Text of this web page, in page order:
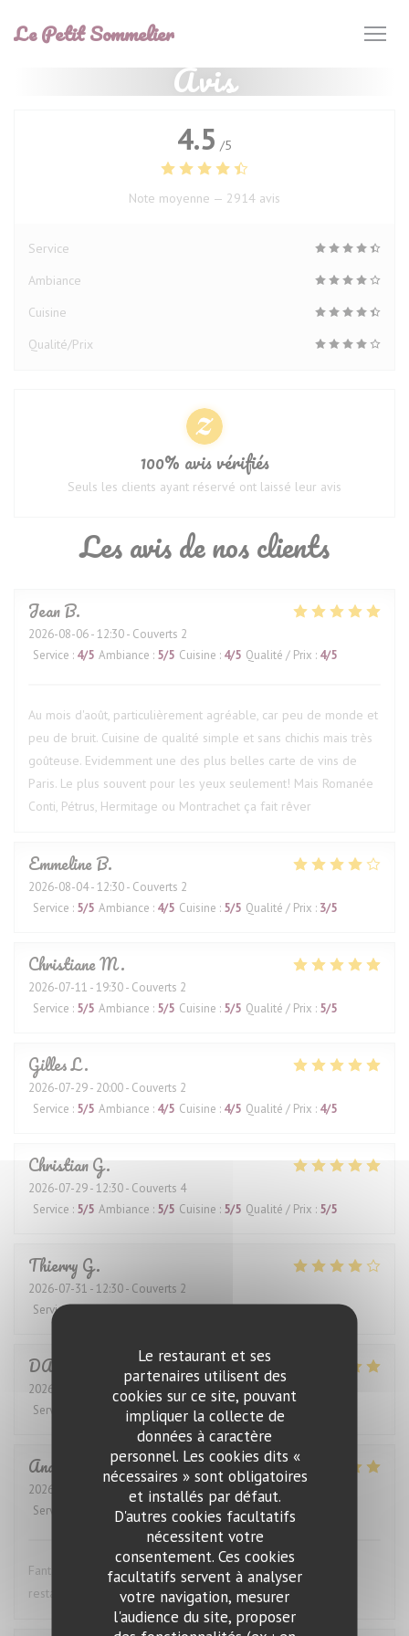
Le restaurant et ses
partenaires utilisent des
cookies sur ce site, pouvant
impliquer la collecte de
données à caractère
personnel. Les cookies dits «
nécessaires » sont obligatoires
et installés par défaut.
D'autres cookies facultatifs
nécessitent votre
consentement. Ces cookies
facultatifs servent à analyser
votre navigation, mesurer
l'audience du site, proposer
Le Petit Sommelier
Avis
Les avis de nos clients
JeanB
2026-08-06- 12:30 - Couverts 2
Service : 4/5 Ambiance : 5/5 Cuisine : 4/5 Qualité / Prix : 4/5
Au mois d'août, particulièrement agréable, car peu de monde et
peu de bruit. Cuisine de qualité simple et sans chichis mais très
goûteuse. Evidemment une des plus belles carte de vins de
Paris. Le plus souvent pour les yeux seulement! Mais Romanée
Conti, Pétrus, Hermitage ou Montrachet ça fait rêver
EmmelineB
2026-08-04- 12:30 - Couverts 2
Service : 5/5 Ambiance : 4/5 Cuisine : 5/5 Qualité / Prix : 3/5
ChristianeM
2026-07-11 - 19:30 - Couverts 2
Service : 5/5 Ambiance : 5/5 Cuisine : 5/5 Qualité / Prix : 5/5
GillesL
2026-07-29- 20:00 - Couverts 2
Service : 5/5 Ambiance : 4/5 Cuisine : 4/5 Qualité / Prix : 4/5
ChristianG
2026-07-29- 12:30 - Couverts 4
Service : 5/5 Ambiance : 5/5 Cuisine : 5/5 Qualité / Prix : 5/5
Thierry G
2026-07-31 - 12:30 - Couverts 2
Service:4/5 Ambiance:4/5 Cuisine:4/5 Qualité / Prix:4/5
DANIEL
2026-07-28
- 12:30 - Couverts 4
Service
Ambiance: 5/5 Cuisine: 5/5 Qualité / Prix
Anders
2026-07-27
- 19:00 - Couverts 4
Service
Ambiance: 5/5 Cuisine: 5/5 Qualité / Prix
Fantastic wine list, great food and excellent service. This
restaurant is highly recommended.
4.5 /5
Note moyenne — 2914 avis
Service
Ambiance
Cuisine
Qualité/Prix
100% avis vérifiés
Seuls les clients ayant réservé ont laissé leur avis